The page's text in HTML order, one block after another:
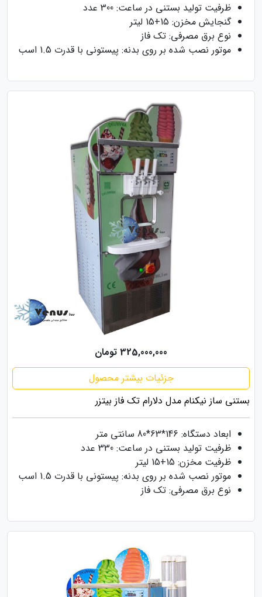
ظرفیت تولید بستنی در ساعت: 300 عدد
گنجایش مخزن: 15+15 لیتر
نوع برق مصرفی: تک فاز
موتور نصب شده بر روی بدنه: پیستونی با قدرت 1.5 اسب
325,000,000 تومان
جزئیات بیشتر محصول
بستنی ساز نیکنام مدل دلارام تک فاز بیتزر
ابعاد دستگاه: 146*63*80 سانتی متر
ظرفیت تولید بستنی در ساعت: 330 عدد
ظرفیت مخزن: 15+15 لیتر
موتور نصب شده بر روی بدنه: پیستونی با قدرت 1.5 اسب
نوع برق مصرفی: تک فاز